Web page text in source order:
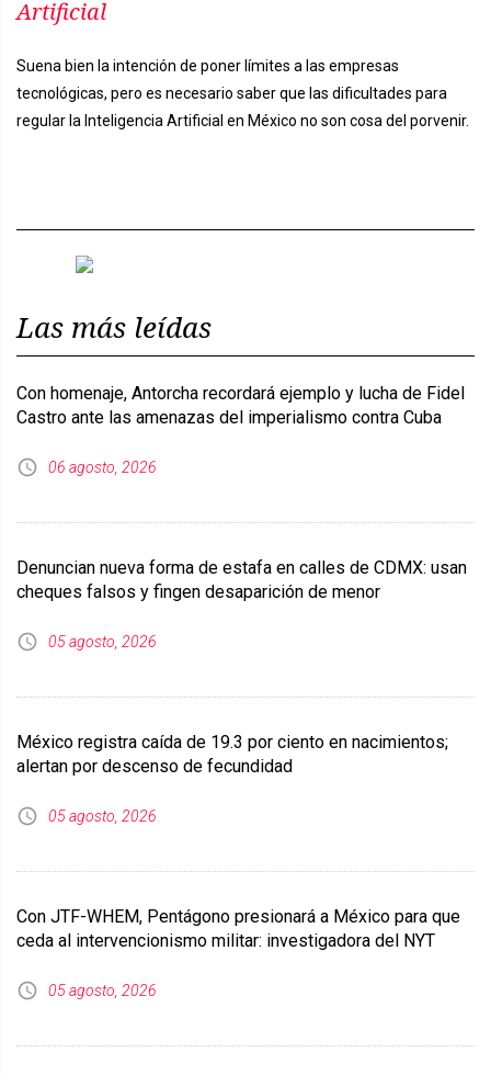
Artificial
Suena bien la intención de poner límites a las empresas
tecnológicas, pero es necesario saber que las dificultades para
regular la Inteligencia Artificial en México no son cosa del porvenir.
Previous
Las más leídas
Con homenaje, Antorcha recordará ejemplo y lucha de Fidel
Castro ante las amenazas del imperialismo contra Cuba
06 agosto, 2026
Denuncian nueva forma de estafa en calles de CDMX: usan
cheques falsos y fingen desaparición de menor
05 agosto, 2026
México registra caída de 19.3 por ciento en nacimientos;
alertan por descenso de fecundidad
05 agosto, 2026
Con JTF-WHEM, Pentágono presionará a México para que
ceda al intervencionismo militar: investigadora del NYT
05 agosto, 2026